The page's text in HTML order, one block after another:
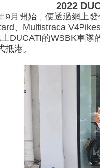
2022
9月開始，便透過網上
、Multistrada
DUCATI的WSBK車隊
港。